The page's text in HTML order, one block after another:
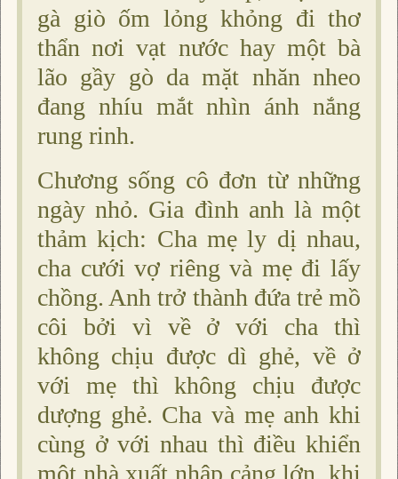
gà giò ốm lỏng khỏng đi thơ
thẩn nơi vạt nước hay một bà
lão gầy gò da mặt nhăn nheo
đang nhíu mắt nhìn ánh nắng
rung rinh.
Chương sống cô đơn từ những
ngày nhỏ. Gia đình anh là một
thảm kịch: Cha mẹ ly dị nhau,
cha cưới vợ riêng và mẹ đi lấy
chồng. Anh trở thành đứa trẻ mồ
côi bởi vì về ở với cha thì
không chịu được dì ghẻ, về ở
với mẹ thì không chịu được
dượng ghẻ. Cha và mẹ anh khi
cùng ở với nhau thì điều khiển
một nhà xuất nhập cảng lớn, khi